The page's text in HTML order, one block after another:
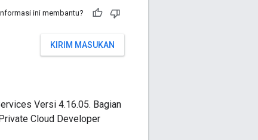
ini membantu?
KIRIM MASUKAN
Versi 4.16.05. Bagian
Cloud Developer